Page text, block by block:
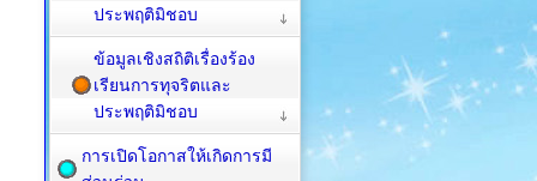
ประพฤติมิชอบ
ข้อมูลเชิงสถิติเรื่องร้อง
เรียนการทุจริตและ
ประพฤติมิชอบ
การเปิดโอกาสให้เกิดการมี